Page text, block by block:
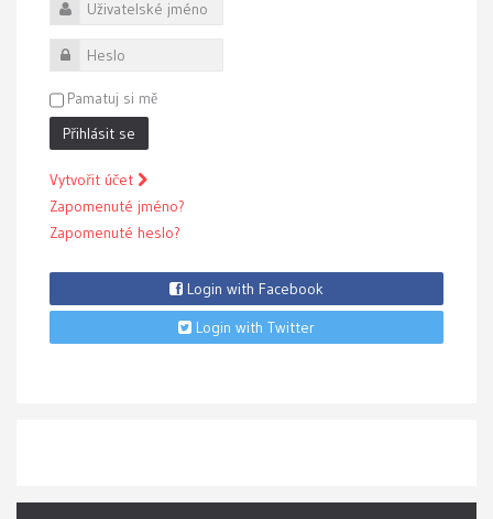
Uživatelské jméno
Heslo
Pamatuj si mě
Přihlásit se
Vytvořit účet
Zapomenuté jméno?
Zapomenuté heslo?
Login with Facebook
Login with Twitter